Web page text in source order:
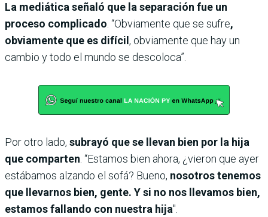
La mediática señaló que la separación fue un
proceso complicado . “Obviamente que se sufre,
obviamente que es difícil , obviamente que hay un
cambio y todo el mundo se descoloca”.
Por otro lado, subrayó que se llevan bien por la hija
que comparten . “Estamos bien ahora, ¿vieron que ayer
estábamos alzando el sofá? Bueno, nosotros tenemos
que llevarnos bien, gente. Y si no nos llevamos bien,
estamos fallando con nuestra hija".